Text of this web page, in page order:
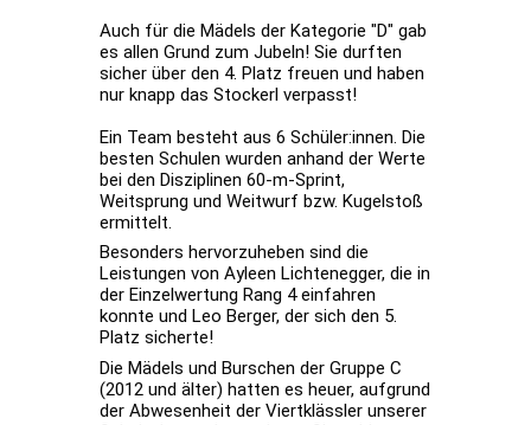
Auch für die Mädels der Kategorie "D" gab
es allen Grund zum Jubeln! Sie durften
sicher über den 4. Platz freuen und haben
nur knapp das Stockerl verpasst!
Ein Team besteht aus 6 Schüler:innen. Die
besten Schulen wurden anhand der Werte
bei den Disziplinen 60-m-Sprint,
Weitsprung und Weitwurf bzw. Kugelstoß
ermittelt.
Besonders hervorzuheben sind die
Leistungen von Ayleen Lichtenegger, die in
der Einzelwertung Rang 4 einfahren
konnte und Leo Berger, der sich den 5.
Platz sicherte!
Die Mädels und Burschen der Gruppe C
(2012 und älter) hatten es heuer, aufgrund
der Abwesenheit der Viertklässler unserer